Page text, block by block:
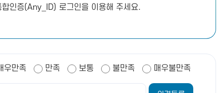
인증(Any_ID) 로그인을 이용해 주세요.
우만족 만족 보통 불만족 매우불만족